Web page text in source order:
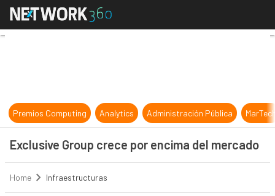
Exclusive Group crece por encima
Premios Computing Analytics Administración Pública
Exclusive Group crece por encima del mercado
Home Infraestructuras